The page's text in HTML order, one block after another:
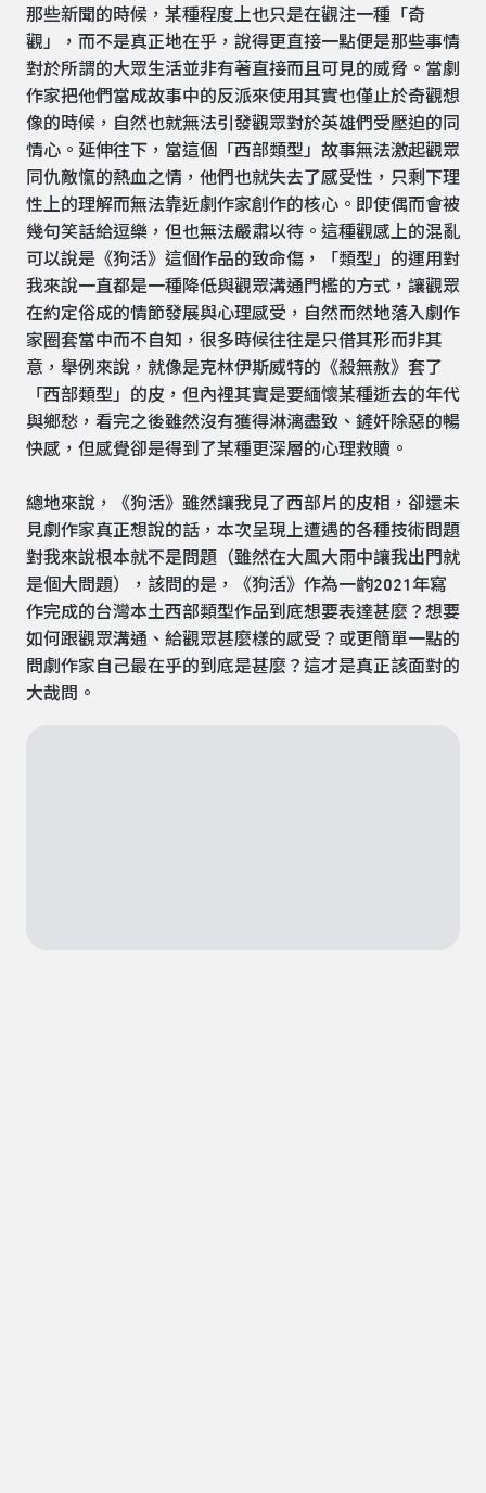
那些新聞的時候，某種程度上也只是在觀注一種「奇
觀」，而不是真正地在乎，說得更直接一點便是那些事情
對於所謂的大眾生活並非有著直接而且可見的威脅。當劇
作家把他們當成故事中的反派來使用其實也僅止於奇觀想
像的時候，自然也就無法引發觀眾對於英雄們受壓迫的同
情心。延伸往下，當這個「西部類型」故事無法激起觀眾
同仇敵愾的熱血之情，他們也就失去了感受性，只剩下理
性上的理解而無法靠近劇作家創作的核心。即使偶而會被
幾句笑話給逗樂，但也無法嚴肅以待。這種觀感上的混亂
可以說是《狗活》這個作品的致命傷，「類型」的運用對
我來說一直都是一種降低與觀眾溝通門檻的方式，讓觀眾
在約定俗成的情節發展與心理感受，自然而然地落入劇作
家圈套當中而不自知，很多時候往往是只借其形而非其
意，舉例來說，就像是克林伊斯威特的《殺無赦》套了
「西部類型」的皮，但內裡其實是要緬懷某種逝去的年代
與鄉愁，看完之後雖然沒有獲得淋漓盡致、鏟奸除惡的暢
快感，但感覺卻是得到了某種更深層的心理救贖。
總地來說，《狗活》雖然讓我見了西部片的皮相，卻還未
見劇作家真正想說的話，本次呈現上遭遇的各種技術問題
對我來說根本就不是問題（雖然在大風大雨中讓我出門就
是個大問題），該問的是，《狗活》作為一齣2021年寫
作完成的台灣本土西部類型作品到底想要表達甚麼？想要
如何跟觀眾溝通、給觀眾甚麼樣的感受？或更簡單一點的
問劇作家自己最在乎的到底是甚麼？這才是真正該面對的
大哉問。